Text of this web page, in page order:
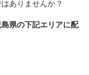
ありませんか？
県の下記エリアに配